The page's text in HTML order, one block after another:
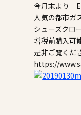
よくある質問
施工事例
家づくりコラム
今月末より
人気の都市ガ
シューズクロ
増税前購入可
是非ご覧くだ
https://